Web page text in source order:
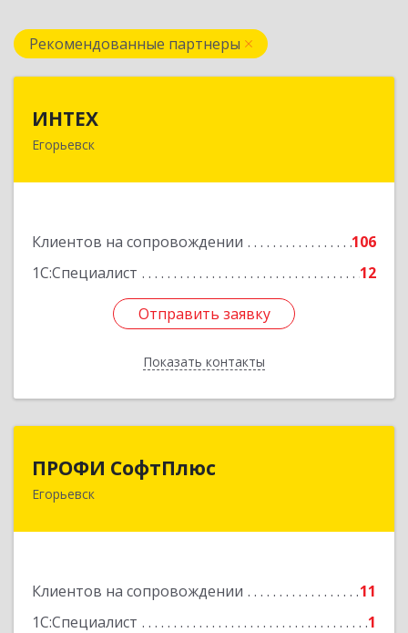
Рекомендованные партнеры
ИНТЕХ
Егорьевск
Клиентов на сопровождении
106
1С:Специалист
12
Отправить заявку
Показать контакты
140300, Московская обл, Егорьевск г, 5-й мкр,
Отправить заявку
Назад
ПРОФИ СофтПлюс
Егорьевск
Клиентов на сопровождении
11
1С:Специалист
1